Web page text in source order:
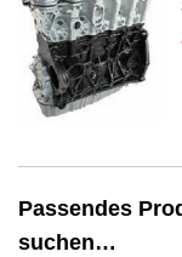
Passendes
suchen…